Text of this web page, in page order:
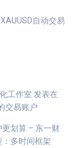
自动交易
工作室 发表在
交易账户
划算 – 东一财
：多时间框架